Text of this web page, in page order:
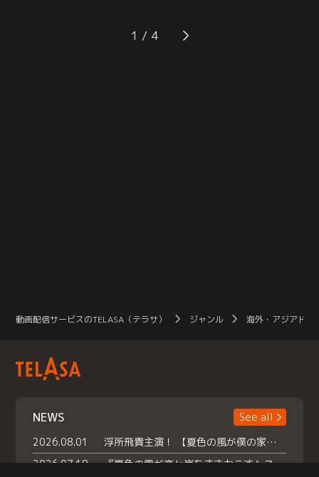
ンスンはジェシンの指示でソンアと
示さないジェシンに対して、怒りを
あらわにする。
1
動画配信サービスのTELASA（テラサ） ジャンル 海外・アジアドラ
NEWS
See all
2026.08.01
浮所飛貴主演！ 【夏色の風が僕の家にやってきた】 本日よりテラサで独占配信スタート！
2026.07.18
『夏色の雲が恋と嵐をまきおこす』スペシャルメイキング 【Part1】2026年７月18日（土）23時30分～配信スタート！話題のシーンの裏側を大公開！豪華キャスト大集合！ 『武宮家 真夏の家族会議』開催！